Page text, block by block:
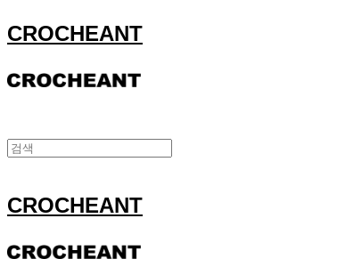
CROCHEANT
CROCHEANT